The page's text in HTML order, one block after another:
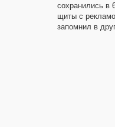
сохранились в
щиты с
запомнил в